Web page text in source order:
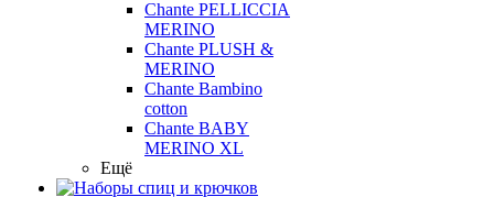
Chante PELLICCIA
MERINO
Chante PLUSH &
MERINO
Chante Bambino
cotton
Chante BABY
MERINO XL
Ещё